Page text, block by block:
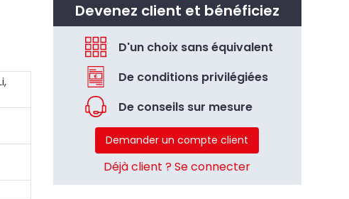
Devenez client et bénéficiez
D'un choix sans équivalent
De conditions privilégiées
De conseils sur mesure
Demander un compte client
Déjà client ? Se connecter